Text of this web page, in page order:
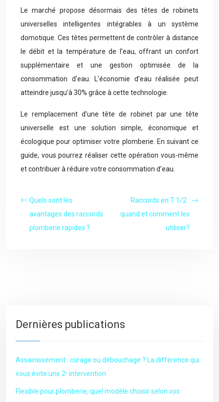
Le marché propose désormais des têtes de robinets
universelles intelligentes intégrables à un système
domotique. Ces têtes permettent de contrôler à distance
le débit et la température de l’eau, offrant un confort
supplémentaire et une gestion optimisée de la
consommation d’eau. L’économie d’eau réalisée peut
atteindre jusqu’à 30% grâce à cette technologie.
Le remplacement d’une tête de robinet par une tête
universelle est une solution simple, économique et
écologique pour optimiser votre plomberie. En suivant ce
guide, vous pourrez réaliser cette opération vous-même
et contribuer à réduire votre consommation d’eau.
Quels sont les
avantages des raccords
plomberie rapides ?
Raccords en T 1/2 :
quand et comment les
utiliser?
Dernières publications
Assainissement : curage ou débouchage ? La différence qui
vous évite une 2ᵉ intervention
Flexible pour plomberie, quel modèle choisir selon vos